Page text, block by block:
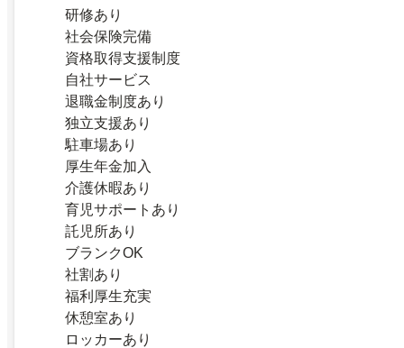
研修あり
社会保険完備
資格取得支援制度
自社サービス
退職金制度あり
独立支援あり
駐車場あり
厚生年金加入
介護休暇あり
育児サポートあり
託児所あり
ブランクOK
社割あり
福利厚生充実
休憩室あり
ロッカーあり